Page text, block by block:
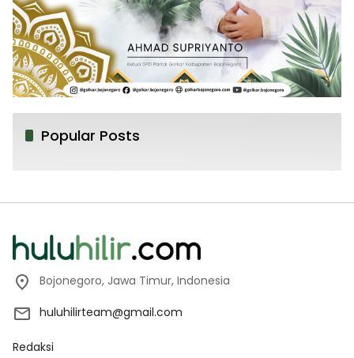
Popular Posts
Bojonegoro, Jawa Timur, Indonesia
huluhilirteam@gmail.com
Redaksi